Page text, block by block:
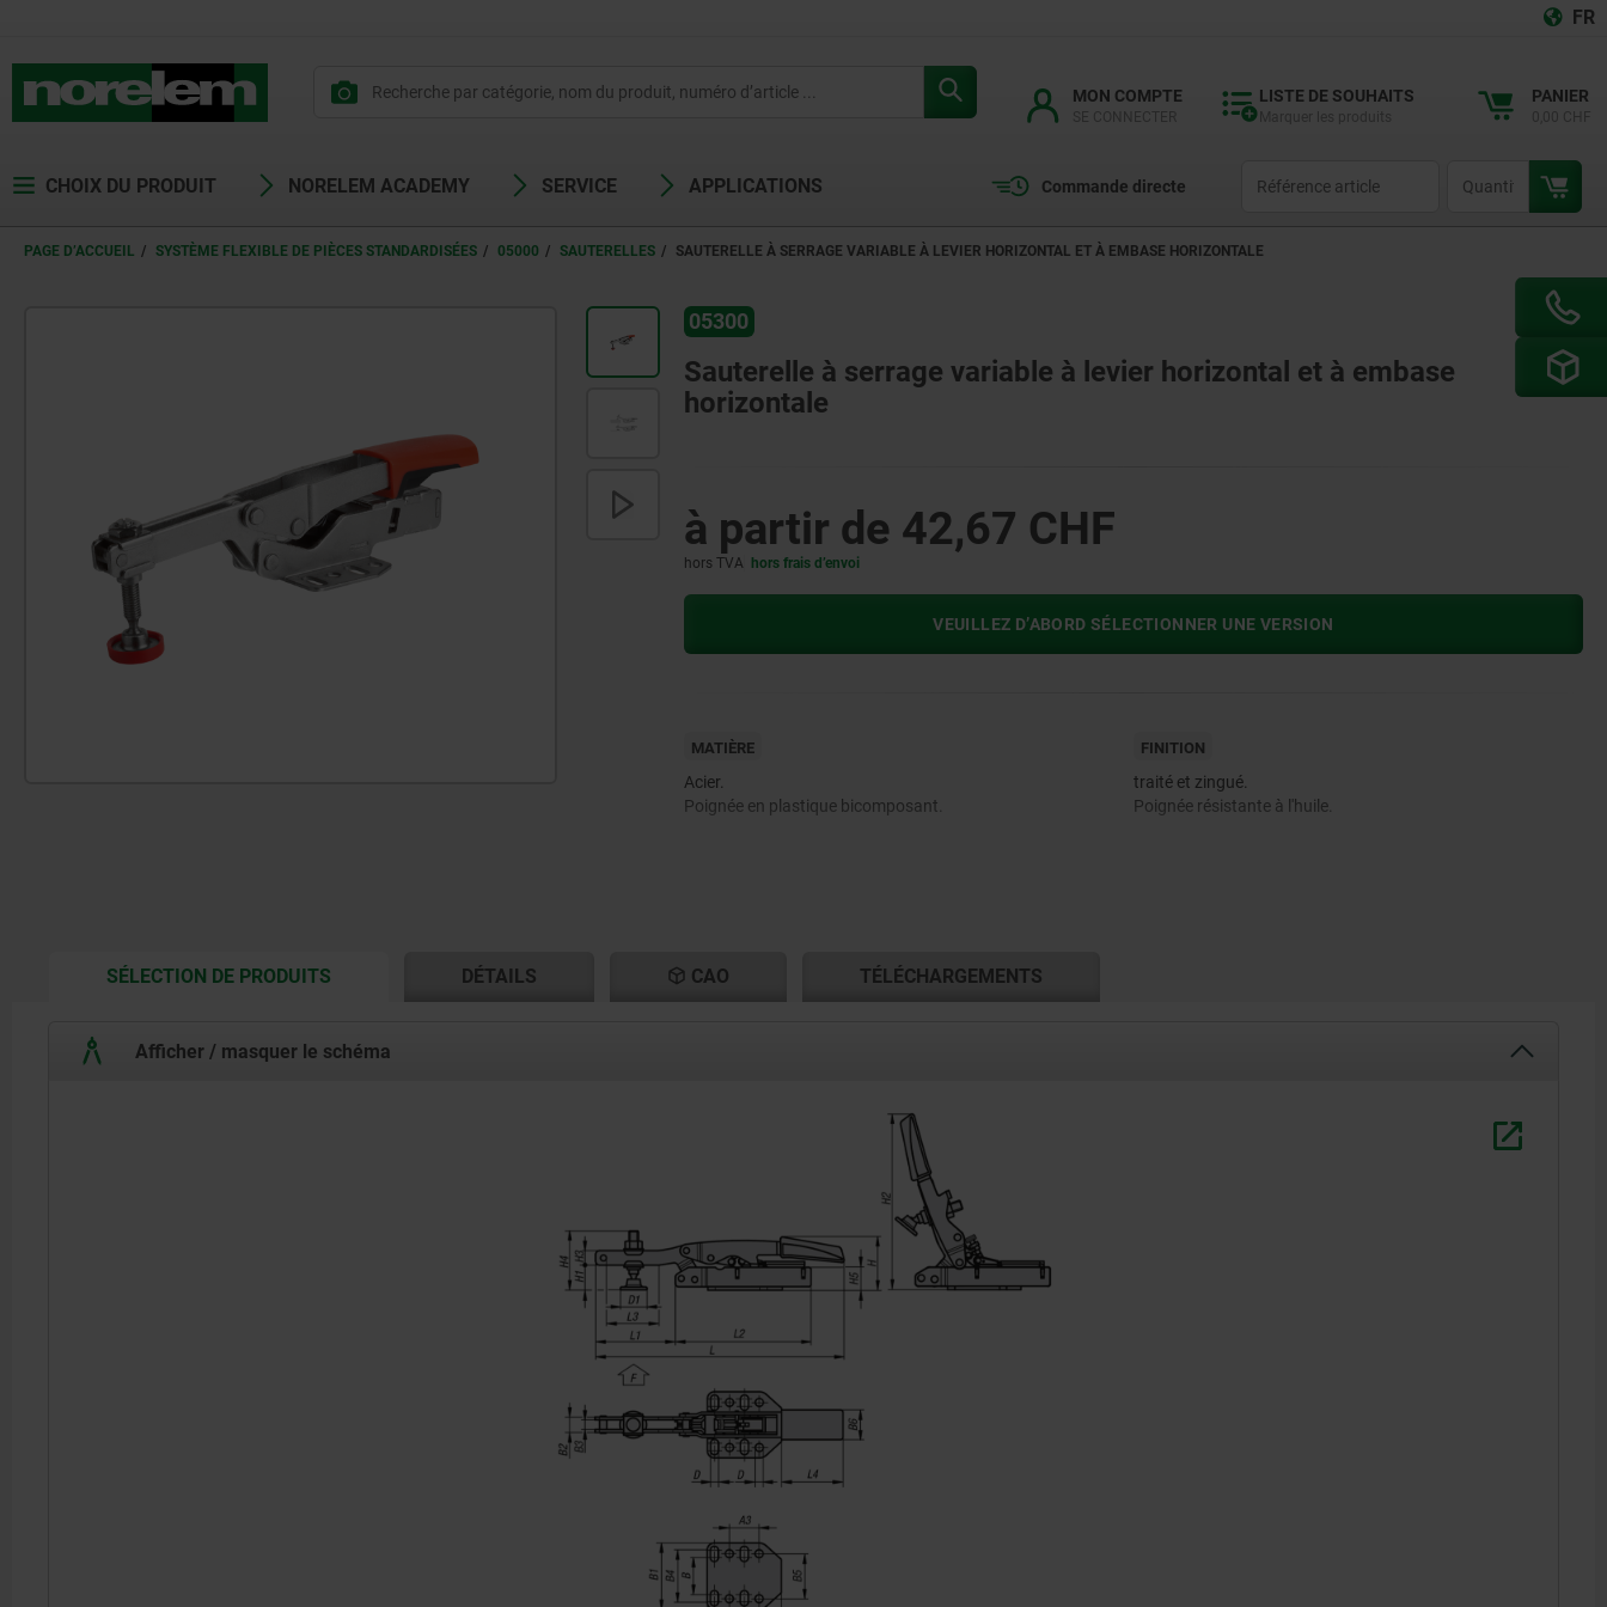
FR
MON COMPTE LISTE DE SOUHAITS PANIER
CHOIX DU PRODUIT NORELEM ACADEMY SERVICE APPLICATIONS Commande directe
PAGE D’ACCUEIL SYSTÈME FLEXIBLE DE PIÈCES STANDARDISÉES 05000 SAUTERELLES SAUTERELLE À SERRAGE VARIABLE À LEVIER HORIZONTAL ET À EMBASE HORIZONTALE
05300
Sauterelle à serrage variable à levier horizontal et à embase
horizontale
à partir de 42,67 CHF
hors TVA hors frais d’envoi
VEUILLEZ D’ABORD SÉLECTIONNER UNE VERSION
MATIÈRE
Acier.
Poignée en plastique bicomposant.
FINITION
traité et zingué.
Poignée résistante à l'huile.
SÉLECTION DE PRODUITSCURRENT
DÉTAILS CAO TÉLÉCHARGEMENTS
Afficher / masquer le schéma